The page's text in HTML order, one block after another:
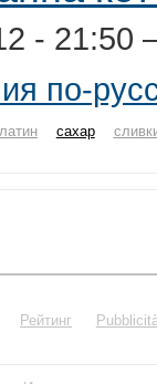
-
по-
сахар
Рейтинг